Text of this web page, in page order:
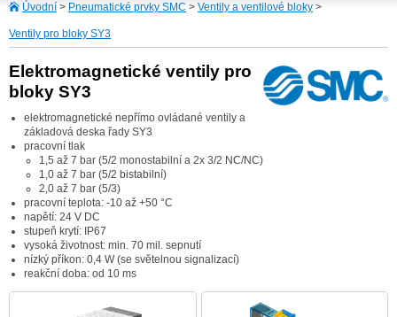
Úvodní > Pneumatické prvky SMC > Ventily a ventilové bloky >
Ventily pro bloky SY3
Elektromagnetické ventily pro
bloky SY3
elektromagnetické nepřímo ovládané ventily a
základová deska řady SY3
pracovní tlak
1,5 až 7 bar (5/2 monostabilní a 2x 3/2 NC/NC)
1,0 až 7 bar (5/2 bistabilní)
2,0 až 7 bar (5/3)
pracovní teplota: -10 až +50 °C
napětí: 24 V DC
stupeň krytí: IP67
vysoká životnost: min. 70 mil. sepnutí
nízký příkon: 0,4 W (se světelnou signalizací)
reakční doba: od 10 ms